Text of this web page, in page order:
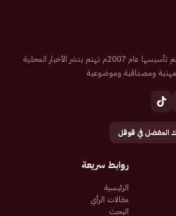
صحيفة إلكترونية سعودية تم تأسيسها عام 2007م تهتم بنشر الأخبار المحلية
بمهنية ومصداقية وموضوعية
المفضل في قوقل
روابط سريعة
الرئيسية
مقالات الرأي
البحث